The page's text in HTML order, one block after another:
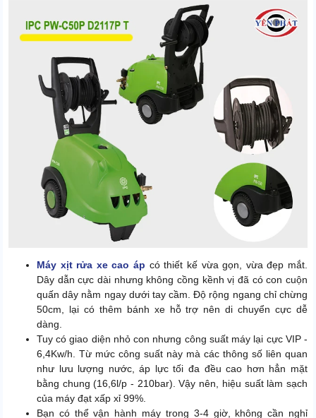
Máy xịt rửa xe cao áp có thiết kế vừa gọn, vừa đẹp mắt.
Dây dẫn cực dài nhưng không cồng kềnh vị đã có con cuộn
quấn dây nằm ngay dưới tay cầm. Độ rộng ngang chỉ chừng
50cm, lại có thêm bánh xe hỗ trợ nên di chuyển cực dễ
dàng.
Tuy có giao diện nhỏ con nhưng công suất máy lại cực VIP -
6,4Kw/h. Từ mức công suất này mà các thông số liên quan
như lưu lượng nước, áp lực tối đa đều cao hơn hẳn mặt
bằng chung (16,6l/p - 210bar). Vậy nên, hiệu suất làm sạch
của máy đạt xấp xỉ 99%.
Bạn có thể vận hành máy trong 3-4 giờ, không cần nghỉ